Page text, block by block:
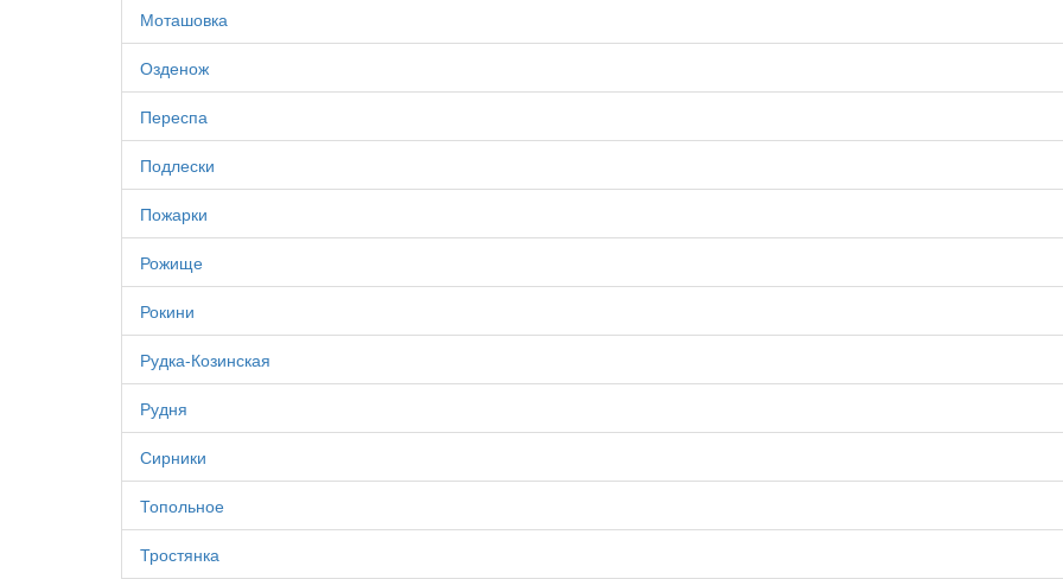
Моташовка
Озденож
Переспа
Подлески
Пожарки
Рожище
Рокини
Рудка-Козинская
Рудня
Сирники
Топольное
Тростянка